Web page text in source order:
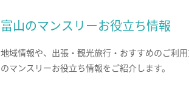
富山のマンスリーお役立ち情報
地域情報や、出張・観光旅行・おすすめのご利
のマンスリーお役立ち情報をご紹介します。